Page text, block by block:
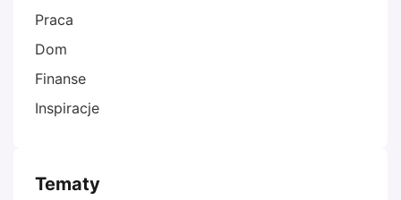
Praca
Dom
Finanse
Inspiracje
Tematy